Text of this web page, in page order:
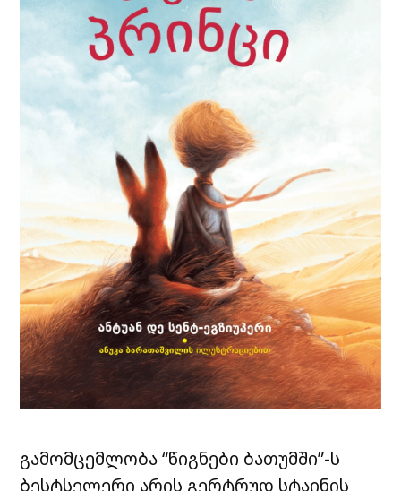
გამომცემლობა“წიგნები ბათუმში”-ს
ბესტსელერი არის გერტრუდ სტაინის